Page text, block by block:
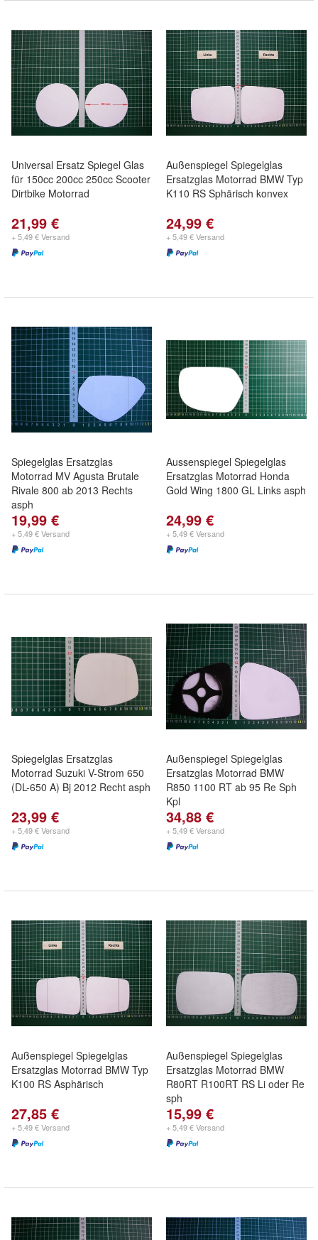
Universal Ersatz Spiegel Glas
für 150cc 200cc 250cc Scooter
Dirtbike Motorrad
21,99 €
+ 5,49 € Versand
Außenspiegel Spiegelglas
Ersatzglas Motorrad BMW Typ
K110 RS Sphärisch konvex
24,99 €
+ 5,49 € Versand
Spiegelglas Ersatzglas
Motorrad MV Agusta Brutale
Rivale 800 ab 2013 Rechts
asph
19,99 €
+ 5,49 € Versand
Aussenspiegel Spiegelglas
Ersatzglas Motorrad Honda
Gold Wing 1800 GL Links asph
24,99 €
+ 5,49 € Versand
Spiegelglas Ersatzglas
Motorrad Suzuki V-Strom 650
(DL-650 A) Bj 2012 Recht asph
23,99 €
+ 5,49 € Versand
Außenspiegel Spiegelglas
Ersatzglas Motorrad BMW
R850 1100 RT ab 95 Re Sph
Kpl
34,88 €
+ 5,49 € Versand
Außenspiegel Spiegelglas
Ersatzglas Motorrad BMW Typ
K100 RS Asphärisch
27,85 €
+ 5,49 € Versand
Außenspiegel Spiegelglas
Ersatzglas Motorrad BMW
R80RT R100RT RS Li oder Re
sph
15,99 €
+ 5,49 € Versand